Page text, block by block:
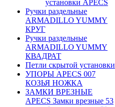
установки APECS
Ручки раздельные
ARMADILLO YUMMY
КРУГ
Ручки раздельные
ARMADILLO YUMMY
КВАДРАТ
Петли скрытой установки
УПОРЫ APECS 007
КОЗЬЯ НОЖКА
ЗАМКИ ВРЕЗНЫЕ
APECS Замки врезные 53